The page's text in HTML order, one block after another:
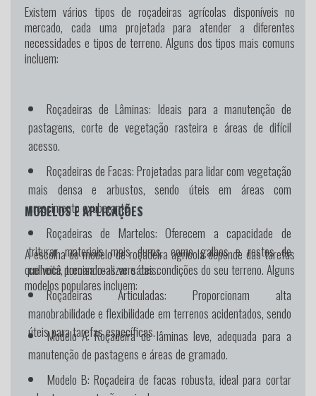
Existem vários tipos de roçadeiras agrícolas disponíveis no
mercado, cada uma projetada para atender a diferentes
necessidades e tipos de terreno. Alguns dos tipos mais comuns
incluem:
Roçadeiras de Lâminas: Ideais para a manutenção de
pastagens, corte de vegetação rasteira e áreas de difícil
acesso.
Roçadeiras de Facas:Projetadas para lidar com vegetação
mais densa e arbustos, sendo úteis em áreas com
crescimento exuberante.
Roçadeiras de Martelos: Oferecem a capacidade de
triturar materiais mais duros, como galhos e restos de
colheita, tornando-as versáteis.
Roçadeiras Articuladas: Proporcionam alta
manobrabilidade e flexibilidade em terrenos acidentados, sendo
úteis para tarefas específicas.
MODELOS E APLICAÇÕES
A escolha do modelo de roçadeira agrícola depende das tarefas
que você precisa realizar e das condições do seu terreno. Alguns
modelos populares incluem:
Modelo A:Roçadeira de lâminas leve, adequada para a
manutenção de pastagens e áreas de gramado.
Modelo B: Roçadeira de facas robusta, ideal para cortar